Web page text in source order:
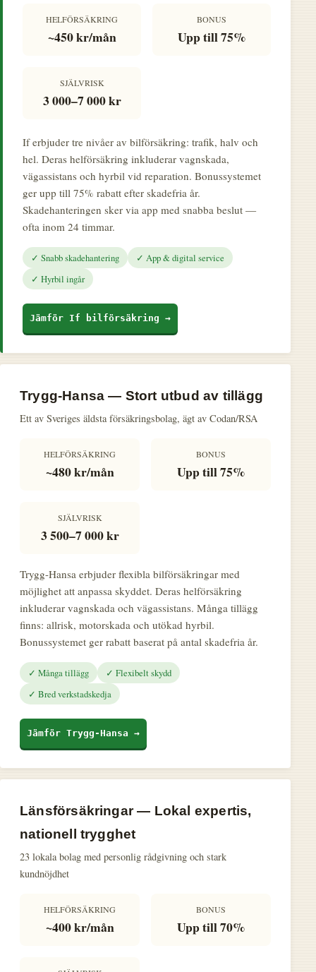
HELFÖRSÄKRING
~450 kr/mån
BONUS
Upp till 75%
SJÄLVRISK
3 000–7 000 kr
If erbjuder tre nivåer av bilförsäkring: trafik, halv och
hel. Deras helförsäkring inkluderar vagnskada,
vägassistans och hyrbil vid reparation. Bonussystemet
ger upp till 75% rabatt efter skadefria år.
Skadehanteringen sker via app med snabba beslut —
ofta inom 24 timmar.
✓ Snabb skadehantering
✓ App & digital service
✓ Hyrbil ingår
Jämför If bilförsäkring →
Trygg-Hansa — Stort utbud av tillägg
Ett av Sveriges äldsta försäkringsbolag, ägt av Codan/RSA
HELFÖRSÄKRING
~480 kr/mån
BONUS
Upp till 75%
SJÄLVRISK
3 500–7 000 kr
Trygg-Hansa erbjuder flexibla bilförsäkringar med
möjlighet att anpassa skyddet. Deras helförsäkring
inkluderar vagnskada och vägassistans. Många tillägg
finns: allrisk, motorskada och utökad hyrbil.
Bonussystemet ger rabatt baserat på antal skadefria år.
✓ Många tillägg
✓ Flexibelt skydd
✓ Bred verkstadskedja
Jämför Trygg-Hansa →
Länsförsäkringar — Lokal expertis,
nationell trygghet
23 lokala bolag med personlig rådgivning och stark
kundnöjdhet
HELFÖRSÄKRING
~400 kr/mån
BONUS
Upp till 70%